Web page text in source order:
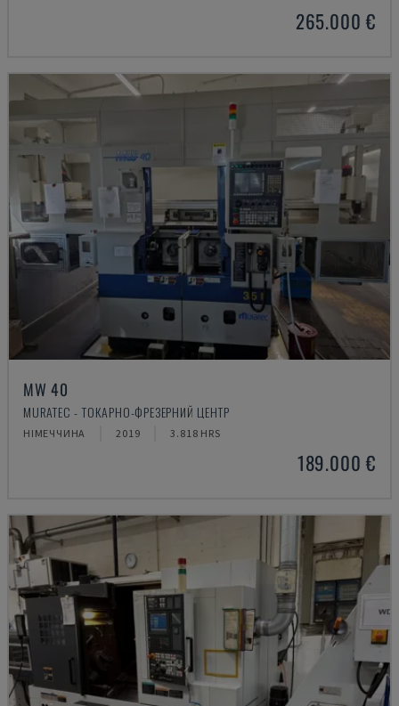
265.000 €
MW 40
MURATEC - ТОКАРНО-ФРЕЗЕРНИЙ ЦЕНТР
НІМЕЧЧИНА 2019 3.818 HRS
189.000 €